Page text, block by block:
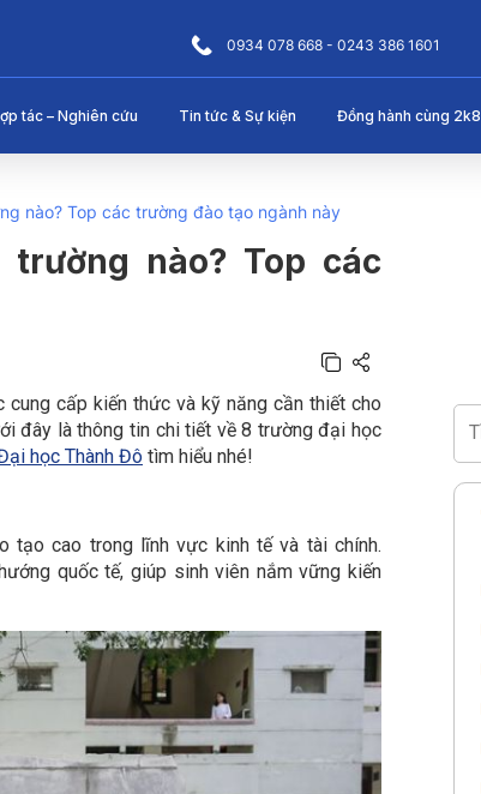
0934 078 668 - 0243 386 1601
tác – Nghiên cứu Tin tức & Sự kiện Đồng hành cùng 2k8
nào? Top các trường đào tạo ngành này
nào? Top các
cấp kiến thức và kỹ năng cần thiết cho
đây là thông tin chi tiết về 8 trường đại học
học Thành Đô tìm hiểu nhé!
cao trong lĩnh vực kinh tế và tài chính.
quốc tế, giúp sinh viên nắm vững kiến